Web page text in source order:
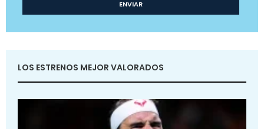
LOS ESTRENOS MEJOR VALORADOS